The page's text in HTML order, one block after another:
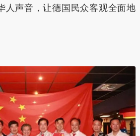
人声音，让德国民众客观全面地